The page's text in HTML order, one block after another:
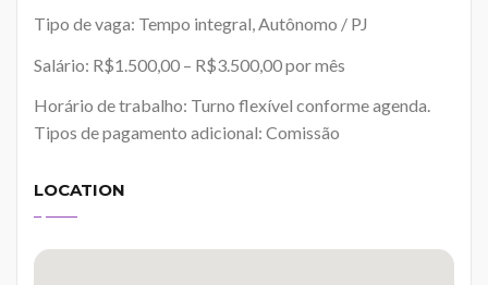
Tipo de vaga: Tempo integral, Autônomo / PJ
Salário: R$1.500,00 – R$3.500,00 por mês
Horário de trabalho: Turno flexível conforme agenda.
Tipos de pagamento adicional: Comissão
LOCATION